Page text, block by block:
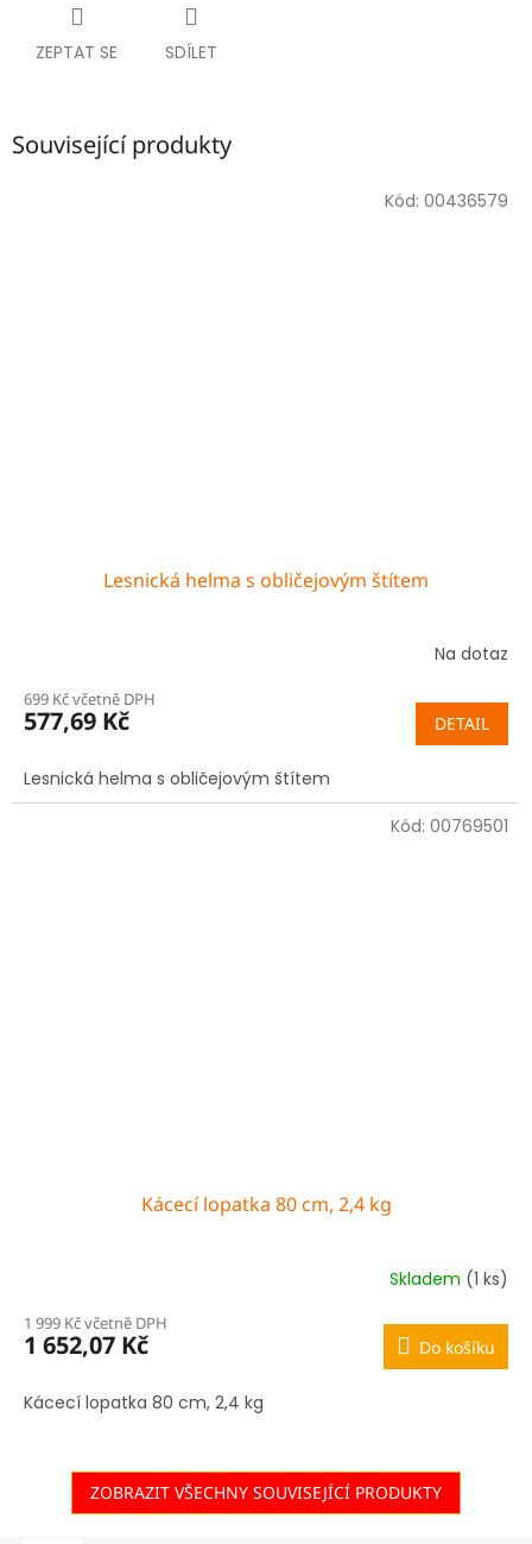
ZEPTAT SE SDÍLET
Související produkty
Lesnická helma s obličejovým štítem
Na dotaz
699 Kč včetně DPH
577,69 Kč DETAIL
Lesnická helma s obličejovým štítem
Kód: 00436579
Kácecí lopatka 80 cm, 2,4 kg
Skladem (1 ks)
1 999 Kč včetně DPH
1 652,07 Kč Do košíku
Kácecí lopatka 80 cm, 2,4 kg
Kód: 00769501
ZOBRAZIT VŠECHNY SOUVISEJÍCÍ PRODUKTY